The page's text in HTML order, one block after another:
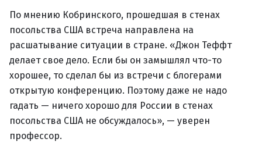
По мнению Кобринского, прошедшая в стенах
посольства США встреча направлена на
расшатывание ситуации в стране. «Джон Теффт
делает свое дело. Если бы он замышлял что-то
хорошее, то сделал бы из встречи с блогерами
открытую конференцию. Поэтому даже не надо
гадать — ничего хорошо для России в стенах
посольства США не обсуждалось», — уверен
профессор.